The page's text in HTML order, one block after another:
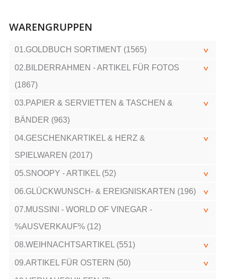
WARENGRUPPEN
01.GOLDBUCH SORTIMENT (1565)
02.BILDERRAHMEN - ARTIKEL FÜR FOTOS
(1867)
03.PAPIER & SERVIETTEN & TASCHEN &
BÄNDER (963)
04.GESCHENKARTIKEL & HERZ &
SPIELWAREN (2017)
05.SNOOPY - ARTIKEL (52)
06.GLÜCKWUNSCH- & EREIGNISKARTEN (196)
07.MUSSINI - WORLD OF VINEGAR -
%AUSVERKAUF% (12)
08.WEIHNACHTSARTIKEL (551)
09.ARTIKEL FÜR OSTERN (50)